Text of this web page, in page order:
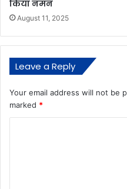
किया नमन
August 11, 2025
Leave a Reply
Your email address will not be
marked *